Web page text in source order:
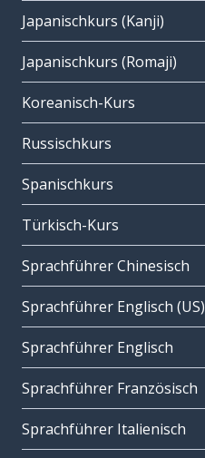
Japanischkurs (Kanji)
Japanischkurs (Romaji)
Koreanisch-Kurs
Russischkurs
Spanischkurs
Türkisch-Kurs
Sprachführer Chinesisch
Sprachführer Englisch (US)
Sprachführer Englisch
Sprachführer Französisch
Sprachführer Italienisch